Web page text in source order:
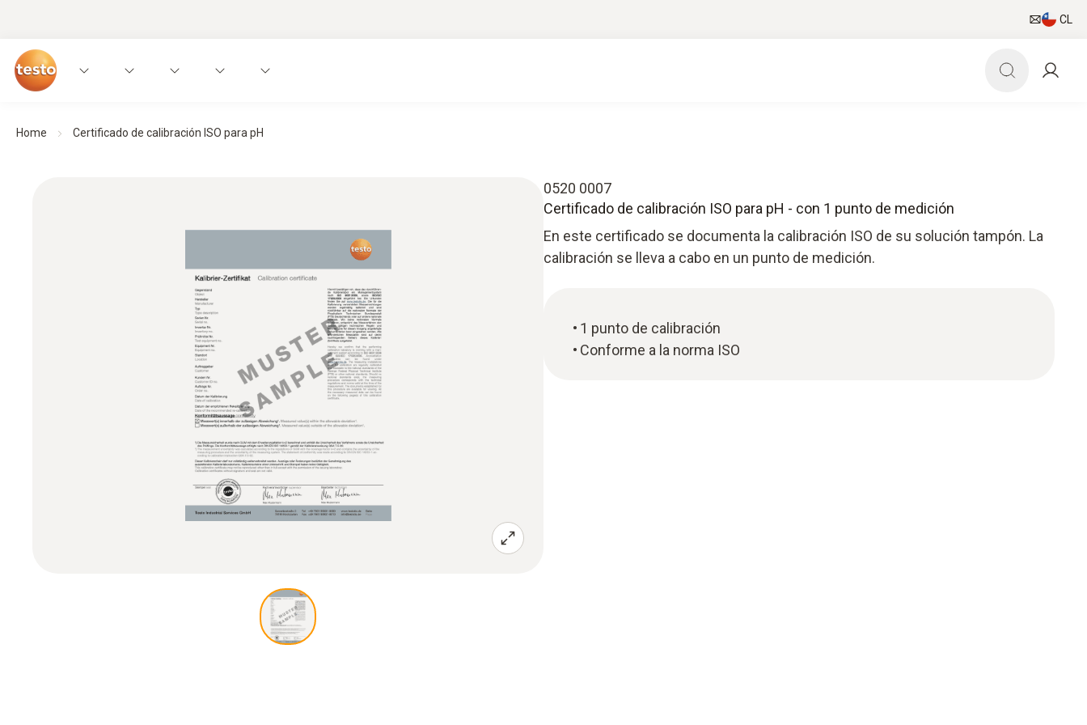
CL
Home Certificado de calibración ISO para pH
0520 0007
Certificado de calibración ISO para pH - con 1 punto de medición
En este certificado se documenta la calibración ISO de su solución tampón. La
calibración se lleva a cabo en un punto de medición.
1 punto de calibración
Conforme a la norma ISO